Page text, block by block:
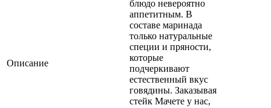
Описание
блюдо невероятно
аппетитным. В
составе маринада
только натуральные
специи и пряности,
которые
подчеркивают
естественный вкус
говядины. Заказывая
стейк Мачете у нас,